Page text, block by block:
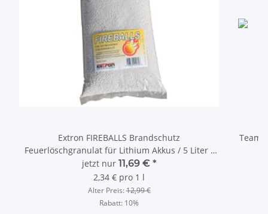
Extron FIREBALLS Brandschutz
Feuerlöschgranulat für Lithium Akkus / 5 Liter /
X3360
jetzt nur 11,69 € *
2,34 € pro 1 l
Alter Preis:12,99 €
Rabatt: 10%
Team